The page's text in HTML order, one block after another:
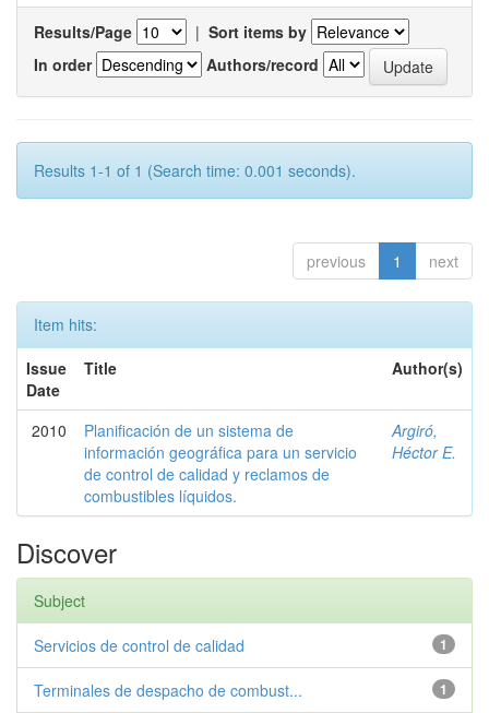
Results/Page | Sort items by
In order
Authors/record
Results 1-1 of 1 (Search time: 0.001 seconds).
previous 1 next
Item hits:
Issue
Date
Title Author(s)
2010
Planificación de un sistema de
información geográfica para un servicio
de control de calidad y reclamos de
combustibles líquidos.
Argiró,
Héctor E.
Discover
Subject
1
Servicios de control de calidad
1
Terminales de despacho de combust...